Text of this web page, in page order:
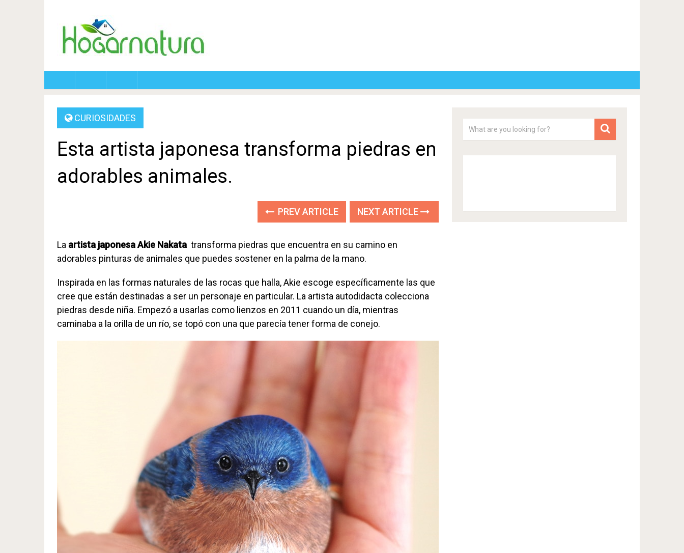
CURIOSIDADES
Esta artista japonesa transforma piedras en
adorables animales.
PREV ARTICLE NEXT ARTICLE
La artista japonesa Akie Nakata transforma piedras que encuentra en su camino en
adorables pinturas de animales que puedes sostener en la palma de la mano.
Inspirada en las formas naturales de las rocas que halla, Akie escoge específicamente las que
cree que están destinadas a ser un personaje en particular. La artista autodidacta colecciona
piedras desde niña. Empezó a usarlas como lienzos en 2011 cuando un día, mientras
caminaba a la orilla de un río, se topó con una que parecía tener forma de conejo.